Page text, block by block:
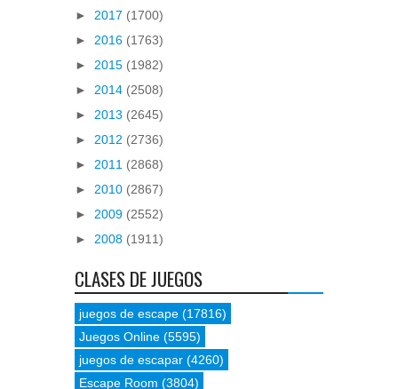
► 2017 (1700)
► 2016 (1763)
► 2015 (1982)
► 2014 (2508)
► 2013 (2645)
► 2012 (2736)
► 2011 (2868)
► 2010 (2867)
► 2009 (2552)
► 2008 (1911)
CLASES DE JUEGOS
juegos de escape (17816)
Juegos Online (5595)
juegos de escapar (4260)
Escape Room (3804)